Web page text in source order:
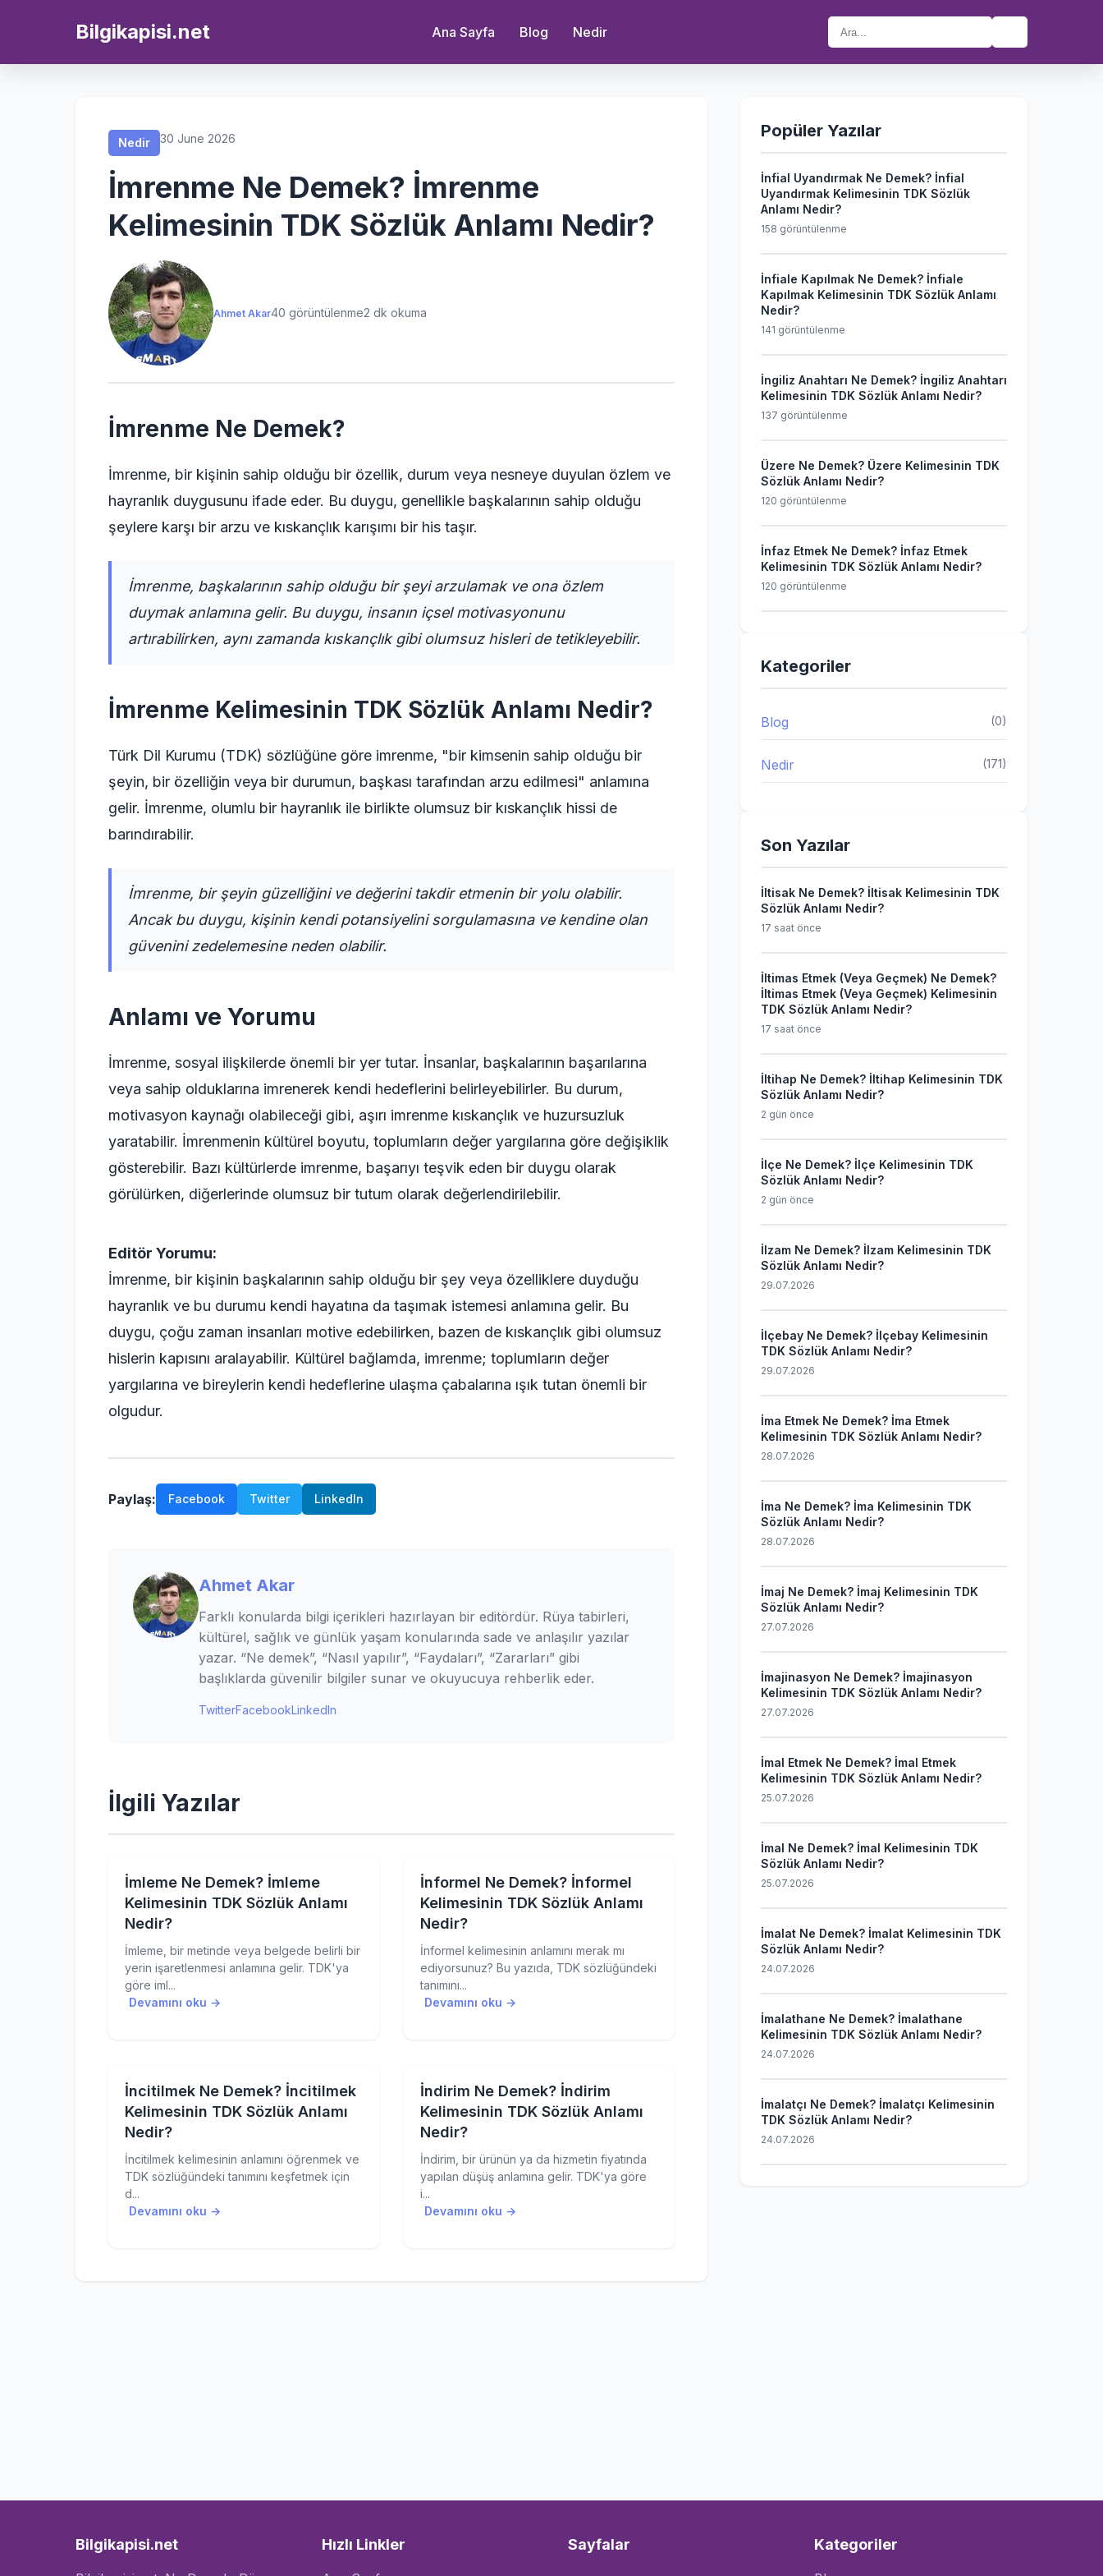
Bilgikapisi.net Ana Sayfa Blog Nedir
Nedir 30 June 2026
İmrenme Ne Demek? İmrenme
Kelimesinin TDK Sözlük Anlamı Nedir?
Ahmet Akar40 görüntülenme2 dk okuma
İmrenme Ne Demek?
İmrenme, bir kişinin sahip olduğu bir özellik, durum veya nesneye duyulan özlem ve
hayranlık duygusunu ifade eder. Bu duygu, genellikle başkalarının sahip olduğu
şeylere karşı bir arzu ve kıskançlık karışımı bir his taşır.
İmrenme, başkalarının sahip olduğu bir şeyi arzulamak ve ona özlem
duymak anlamına gelir. Bu duygu, insanın içsel motivasyonunu
artırabilirken, aynı zamanda kıskançlık gibi olumsuz hisleri de tetikleyebilir.
İmrenme Kelimesinin TDK Sözlük Anlamı Nedir?
Türk Dil Kurumu (TDK) sözlüğüne göre imrenme, "bir kimsenin sahip olduğu bir
şeyin, bir özelliğin veya bir durumun, başkası tarafından arzu edilmesi" anlamına
gelir. İmrenme, olumlu bir hayranlık ile birlikte olumsuz bir kıskançlık hissi de
barındırabilir.
İmrenme, bir şeyin güzelliğini ve değerini takdir etmenin bir yolu olabilir.
Ancak bu duygu, kişinin kendi potansiyelini sorgulamasına ve kendine olan
güvenini zedelemesine neden olabilir.
Anlamı ve Yorumu
İmrenme, sosyal ilişkilerde önemli bir yer tutar. İnsanlar, başkalarının başarılarına
veya sahip olduklarına imrenerek kendi hedeflerini belirleyebilirler. Bu durum,
motivasyon kaynağı olabileceği gibi, aşırı imrenme kıskançlık ve huzursuzluk
yaratabilir. İmrenmenin kültürel boyutu, toplumların değer yargılarına göre değişiklik
gösterebilir. Bazı kültürlerde imrenme, başarıyı teşvik eden bir duygu olarak
görülürken, diğerlerinde olumsuz bir tutum olarak değerlendirilebilir.
Editör Yorumu:
İmrenme, bir kişinin başkalarının sahip olduğu bir şey veya özelliklere duyduğu
hayranlık ve bu durumu kendi hayatına da taşımak istemesi anlamına gelir. Bu
duygu, çoğu zaman insanları motive edebilirken, bazen de kıskançlık gibi olumsuz
hislerin kapısını aralayabilir. Kültürel bağlamda, imrenme; toplumların değer
yargılarına ve bireylerin kendi hedeflerine ulaşma çabalarına ışık tutan önemli bir
olgudur.
Paylaş: Facebook Twitter LinkedIn
Ahmet Akar
Farklı konularda bilgi içerikleri hazırlayan bir editördür. Rüya tabirleri,
kültürel, sağlık ve günlük yaşam konularında sade ve anlaşılır yazılar
yazar. “Ne demek”, “Nasıl yapılır”, “Faydaları”, “Zararları” gibi
başlıklarda güvenilir bilgiler sunar ve okuyucuya rehberlik eder.
TwitterFacebookLinkedIn
İlgili Yazılar
İmleme Ne Demek? İmleme
Kelimesinin TDK Sözlük Anlamı
Nedir?
İmleme, bir metinde veya belgede belirli bir
yerin işaretlenmesi anlamına gelir. TDK'ya
göre iml...
Devamını oku →
İnformel Ne Demek? İnformel
Kelimesinin TDK Sözlük Anlamı
Nedir?
İnformel kelimesinin anlamını merak mı
ediyorsunuz? Bu yazıda, TDK sözlüğündeki
tanımını...
Devamını oku →
İncitilmek Ne Demek? İncitilmek
Kelimesinin TDK Sözlük Anlamı
Nedir?
İncitilmek kelimesinin anlamını öğrenmek ve
TDK sözlüğündeki tanımını keşfetmek için
d...
Devamını oku →
İndirim Ne Demek? İndirim
Kelimesinin TDK Sözlük Anlamı
Nedir?
İndirim, bir ürünün ya da hizmetin fiyatında
yapılan düşüş anlamına gelir. TDK'ya göre
i...
Devamını oku →
Popüler Yazılar
İnfial Uyandırmak Ne Demek? İnfial
Uyandırmak Kelimesinin TDK Sözlük
Anlamı Nedir?
158 görüntülenme
İnfiale Kapılmak Ne Demek? İnfiale
Kapılmak Kelimesinin TDK Sözlük Anlamı
Nedir?
141 görüntülenme
İngiliz Anahtarı Ne Demek? İngiliz Anahtarı
Kelimesinin TDK Sözlük Anlamı Nedir?
137 görüntülenme
Üzere Ne Demek? Üzere Kelimesinin TDK
Sözlük Anlamı Nedir?
120 görüntülenme
İnfaz Etmek Ne Demek? İnfaz Etmek
Kelimesinin TDK Sözlük Anlamı Nedir?
120 görüntülenme
Kategoriler
Blog (0)
Nedir (171)
Son Yazılar
İltisak Ne Demek? İltisak Kelimesinin TDK
Sözlük Anlamı Nedir?
17 saat önce
İltimas Etmek (Veya Geçmek) Ne Demek?
İltimas Etmek (Veya Geçmek) Kelimesinin
TDK Sözlük Anlamı Nedir?
17 saat önce
İltihap Ne Demek? İltihap Kelimesinin TDK
Sözlük Anlamı Nedir?
2 gün önce
İlçe Ne Demek? İlçe Kelimesinin TDK
Sözlük Anlamı Nedir?
2 gün önce
İlzam Ne Demek? İlzam Kelimesinin TDK
Sözlük Anlamı Nedir?
29.07.2026
İlçebay Ne Demek? İlçebay Kelimesinin
TDK Sözlük Anlamı Nedir?
29.07.2026
İma Etmek Ne Demek? İma Etmek
Kelimesinin TDK Sözlük Anlamı Nedir?
28.07.2026
İma Ne Demek? İma Kelimesinin TDK
Sözlük Anlamı Nedir?
28.07.2026
İmaj Ne Demek? İmaj Kelimesinin TDK
Sözlük Anlamı Nedir?
27.07.2026
İmajinasyon Ne Demek? İmajinasyon
Kelimesinin TDK Sözlük Anlamı Nedir?
27.07.2026
İmal Etmek Ne Demek? İmal Etmek
Kelimesinin TDK Sözlük Anlamı Nedir?
25.07.2026
İmal Ne Demek? İmal Kelimesinin TDK
Sözlük Anlamı Nedir?
25.07.2026
İmalat Ne Demek? İmalat Kelimesinin TDK
Sözlük Anlamı Nedir?
24.07.2026
İmalathane Ne Demek? İmalathane
Kelimesinin TDK Sözlük Anlamı Nedir?
24.07.2026
İmalatçı Ne Demek? İmalatçı Kelimesinin
TDK Sözlük Anlamı Nedir?
24.07.2026
Bilgikapisi.net Hızlı Linkler Sayfalar Kategoriler